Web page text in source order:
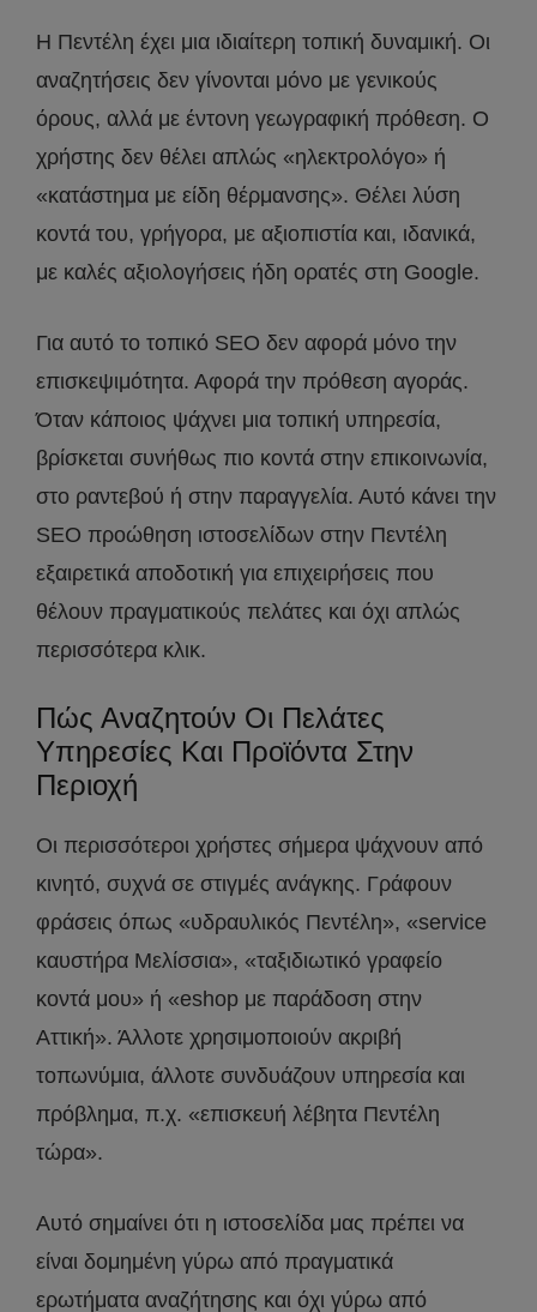
Η Πεντέλη έχει μια ιδιαίτερη τοπική δυναμική. Οι
αναζητήσεις δεν γίνονται μόνο με γενικούς
όρους, αλλά με έντονη γεωγραφική πρόθεση. Ο
χρήστης δεν θέλει απλώς «ηλεκτρολόγο» ή
«κατάστημα με είδη θέρμανσης». Θέλει λύση
κοντά του, γρήγορα, με αξιοπιστία και, ιδανικά,
με καλές αξιολογήσεις ήδη ορατές στη Google.
Για αυτό το τοπικό SEO δεν αφορά μόνο την
επισκεψιμότητα. Αφορά την πρόθεση αγοράς.
Όταν κάποιος ψάχνει μια τοπική υπηρεσία,
βρίσκεται συνήθως πιο κοντά στην επικοινωνία,
στο ραντεβού ή στην παραγγελία. Αυτό κάνει την
SEO προώθηση ιστοσελίδων στην Πεντέλη
εξαιρετικά αποδοτική για επιχειρήσεις που
θέλουν πραγματικούς πελάτες και όχι απλώς
περισσότερα κλικ.
Πώς Αναζητούν Οι Πελάτες
Υπηρεσίες Και Προϊόντα Στην
Περιοχή
Οι περισσότεροι χρήστες σήμερα ψάχνουν από
κινητό, συχνά σε στιγμές ανάγκης. Γράφουν
φράσεις όπως «υδραυλικός Πεντέλη», «service
καυστήρα Μελίσσια», «ταξιδιωτικό γραφείο
κοντά μου» ή «eshop με παράδοση στην
Αττική». Άλλοτε χρησιμοποιούν ακριβή
τοπωνύμια, άλλοτε συνδυάζουν υπηρεσία και
πρόβλημα, π.χ. «επισκευή λέβητα Πεντέλη
τώρα».
Αυτό σημαίνει ότι η ιστοσελίδα μας πρέπει να
είναι δομημένη γύρω από πραγματικά
ερωτήματα αναζήτησης και όχι γύρω από